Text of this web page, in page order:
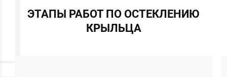
ЭТАПЫ РАБОТ ПО ОСТЕКЛЕНИЮ
КРЫЛЬЦА